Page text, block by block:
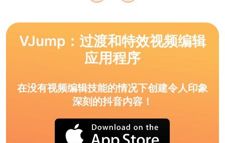
VJump：过渡和特效视频编辑
应用程序
在没有视频编辑技能的情况下创建令人印象
深刻的抖音内容！